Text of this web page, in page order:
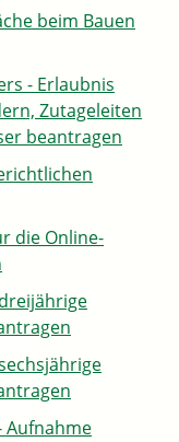
beim Bauen
- Erlaubnis
Zutageleiten
beantragen
die Online-
Aufnahme